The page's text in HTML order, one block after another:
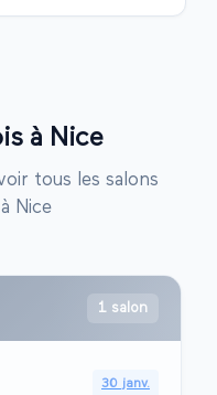
à Nice
tous les salons
Nice
1 salon
30 janv.